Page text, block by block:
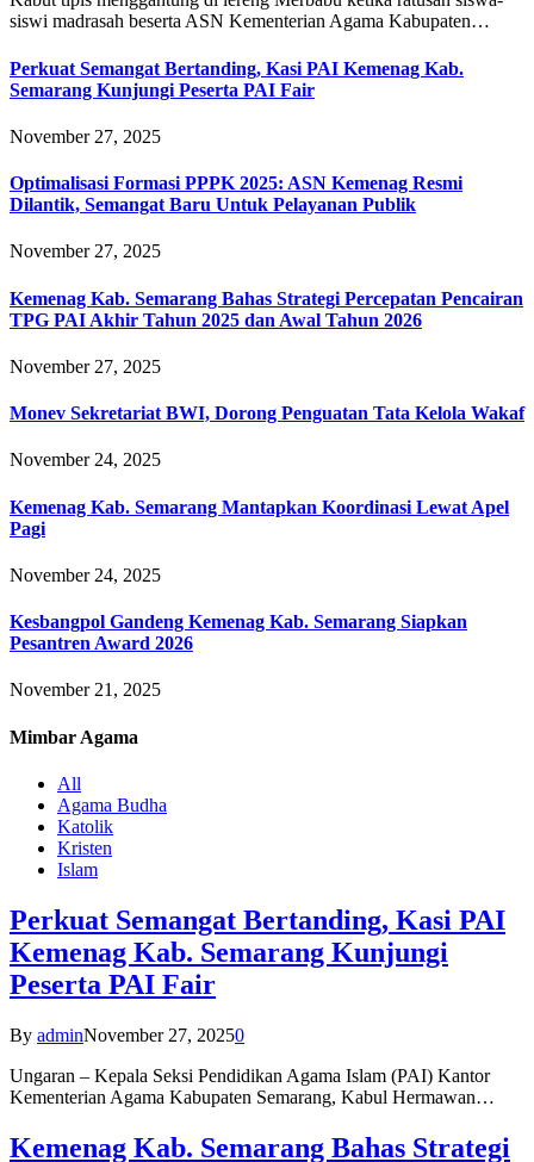
siswi madrasah beserta ASN Kementerian Agama Kabupaten…
Perkuat Semangat Bertanding, Kasi PAI Kemenag Kab.
Semarang Kunjungi Peserta PAI Fair
November 27, 2025
Optimalisasi Formasi PPPK 2025: ASN Kemenag Resmi
Dilantik, Semangat Baru Untuk Pelayanan Publik
November 27, 2025
Kemenag Kab. Semarang Bahas Strategi Percepatan Pencairan
TPG PAI Akhir Tahun 2025 dan Awal Tahun 2026
November 27, 2025
Monev Sekretariat BWI, Dorong Penguatan Tata Kelola Wakaf
November 24, 2025
Kemenag Kab. Semarang Mantapkan Koordinasi Lewat Apel
Pagi
November 24, 2025
Kesbangpol Gandeng Kemenag Kab. Semarang Siapkan
Pesantren Award 2026
November 21, 2025
Mimbar Agama
All
Agama Budha
Katolik
Kristen
Islam
Perkuat Semangat Bertanding, Kasi PAI
Kemenag Kab. Semarang Kunjungi
Peserta PAI Fair
By adminNovember 27, 20250
Ungaran – Kepala Seksi Pendidikan Agama Islam (PAI) Kantor
Kementerian Agama Kabupaten Semarang, Kabul Hermawan…
Kemenag Kab. Semarang Bahas Strategi